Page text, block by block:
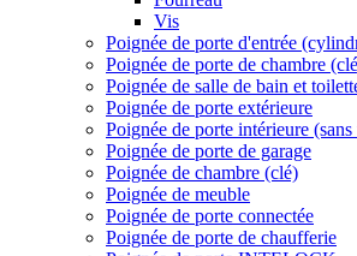
Vis
Poignée de porte d'entrée
Poignée de porte de chambre
Poignée de salle de bain et
Poignée de porte extérieure
Poignée de porte intérieure
Poignée de porte de garage
Poignée de chambre (clé)
Poignée de meuble
Poignée de porte connectée
Poignée de porte de chaufferie